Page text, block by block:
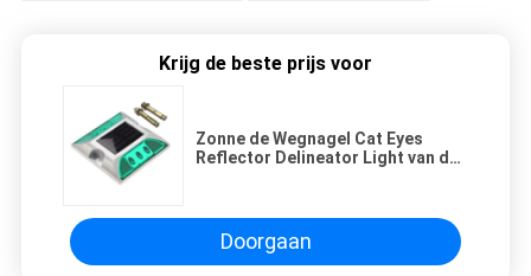
Krijg de beste prijs voor
Zonne de Wegnagel Cat Eyes
Reflector Delineator Light van de
Doorgaan